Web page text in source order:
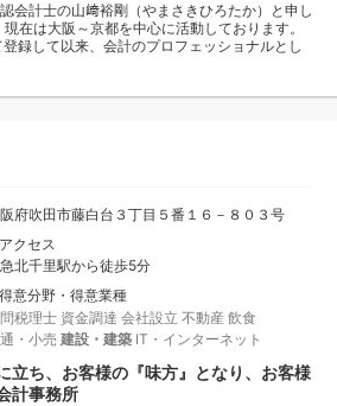
会計士の山﨑裕剛（やまさきひろたか）と申し
在は大阪～京都を中心に活動しております。
録して以来、会計のプロフェッショナルとし
府吹田市藤白台３丁目５番１６－８０３号
アクセス
北千里駅から徒歩5分
得意分野・得意業種
税理士 資金調達 会社設立 不動産 飲食
・小売 建設・建築 IT・インターネット
立ち、お客様の『味方』となり、お客様
計事務所